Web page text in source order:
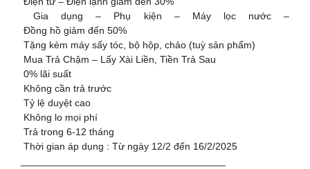
Gia dụng – Phụ kiện – Máy lọc nước –
Đồng hồ giảm đến 50%
Tặng kèm máy sấy tóc, bộ hộp, chảo (tuỳ sản phẩm)
Mua Trả Chậm – Lấy Xài Liền, Tiền Trả Sau
0% lãi suất
Không cần trả trước
Tỷ lệ duyệt cao
Không lo mọi phí
Trả trong 6-12 tháng
Thời gian áp dụng : Từ ngày 12/2 đến 16/2/2025